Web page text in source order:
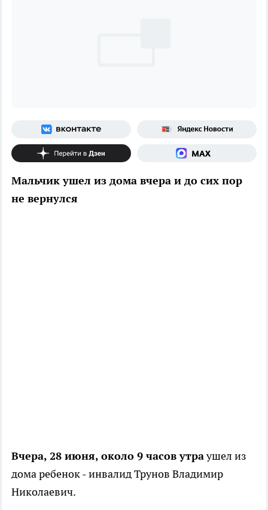
Мальчик ушел из дома вчера и до сих пор
не вернулся
Вчера, 28 июня, около 9 часов утраушел из
дома ребенок - инвалид Трунов Владимир
Николаевич.